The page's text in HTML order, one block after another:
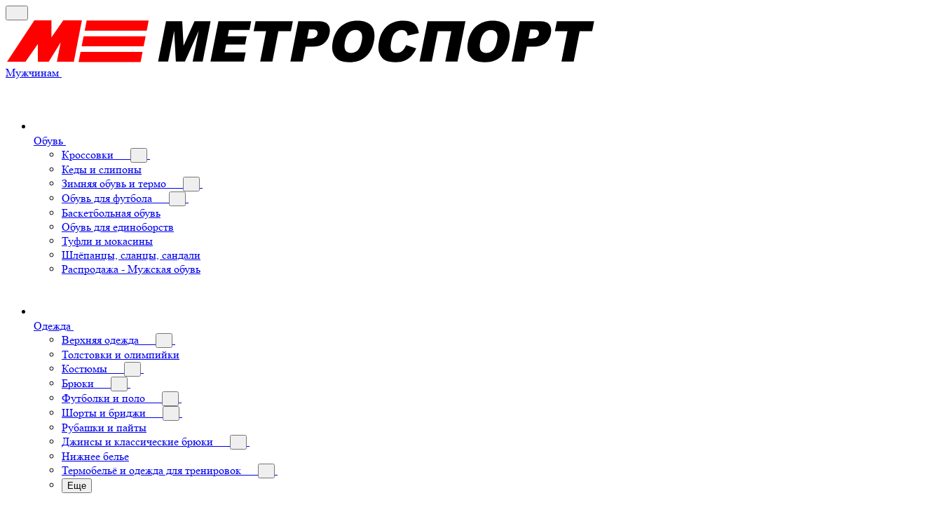
Мужчинам
Обувь
Кроссовки
Кеды и слипоны
Зимняя обувь и термо
Обувь для футбола
Баскетбольная обувь
Обувь для единоборств
Туфли и мокасины
Шлёпанцы, сланцы, сандали
Распродажа - Мужская обувь
Одежда
Верхняя одежда
Толстовки и олимпийки
Костюмы
Брюки
Футболки и поло
Шорты и бриджи
Рубашки и пайты
Джинсы и классические брюки
Нижнее белье
Термобельё и одежда для тренировок
Еще